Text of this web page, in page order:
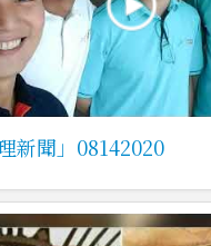
新聞」08142020